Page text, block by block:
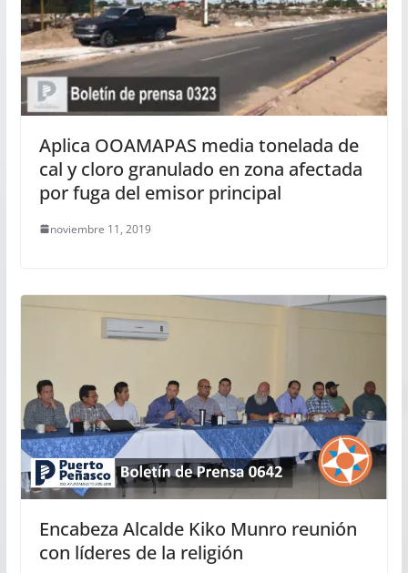
Aplica OOAMAPAS media tonelada de
cal y cloro granulado en zona afectada
por fuga del emisor principal
noviembre 11, 2019
Encabeza Alcalde Kiko Munro reunión
con líderes de la religión